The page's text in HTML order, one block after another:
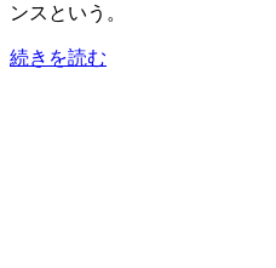
ンスという。
続きを読む